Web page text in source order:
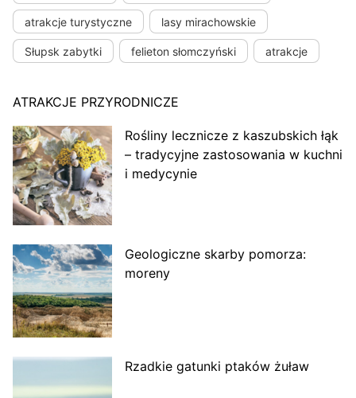
atrakcje turystyczne lasy mirachowskie
Słupsk zabytki felieton słomczyński atrakcje
ATRAKCJE PRZYRODNICZE
Rośliny lecznicze z kaszubskich łąk
– tradycyjne zastosowania w kuchni
i medycynie
Geologiczne skarby pomorza:
moreny
Rzadkie gatunki ptaków żuław